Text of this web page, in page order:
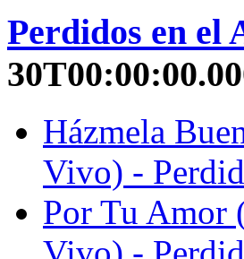
Perdidos en el
Házmela
Vivo) -
Por Tu Amor